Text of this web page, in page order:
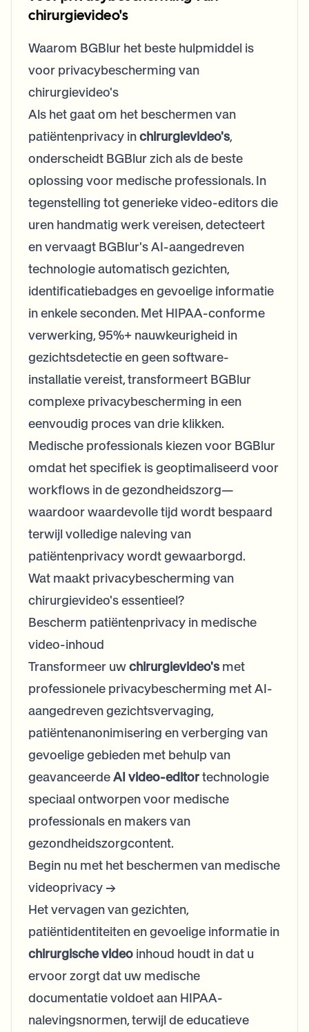
Face Swap - Video
Video intelligence
Bulk Video Blur
Process many videos in one run
Bulk face blur
Enterprise zones, policies, and review
API & SDK
Automate uploads, jobs, and webhooks
Contact form
Video intelligence
chirurgievideo's
Waarom BGBlur het beste hulpmiddel is
voor privacybescherming van
chirurgievideo's
Als het gaat om het beschermen van
patiëntenprivacy inchirurgievideo's,
onderscheidt BGBlur zich als de beste
oplossing voor medische professionals. In
tegenstelling tot generieke video-editors die
uren handmatig werk vereisen, detecteert
en vervaagt BGBlur's AI-aangedreven
technologie automatisch gezichten,
identificatiebadges en gevoelige informatie
in enkele seconden. Met HIPAA-conforme
verwerking, 95%+ nauwkeurigheid in
gezichtsdetectie en geen software-
installatie vereist, transformeert BGBlur
complexe privacybescherming in een
eenvoudig proces van drie klikken.
Medische professionals kiezen voor BGBlur
omdat het specifiek is geoptimaliseerd voor
workflows in de gezondheidszorg—
waardoor waardevolle tijd wordt bespaard
terwijl volledige naleving van
patiëntenprivacy wordt gewaarborgd.
Wat maakt privacybescherming van
chirurgievideo's essentieel?
Bescherm patiëntenprivacy in medische
video-inhoud
Transformeer uwchirurgievideo'smet
professionele privacybescherming met AI-
aangedreven gezichtsvervaging,
patiëntenanonimisering en verberging van
gevoelige gebieden met behulp van
geavanceerdeAI video-editortechnologie
speciaal ontworpen voor medische
professionals en makers van
gezondheidszorgcontent.
Begin nu met het beschermen van medische
videoprivacy →
Het vervagen van gezichten,
patiëntidentiteiten en gevoelige informatie in
chirurgische video inhoud houdt in dat u
ervoor zorgt dat uw medische
documentatie voldoet aan HIPAA-
nalevingsnormen, terwijl de educatieve